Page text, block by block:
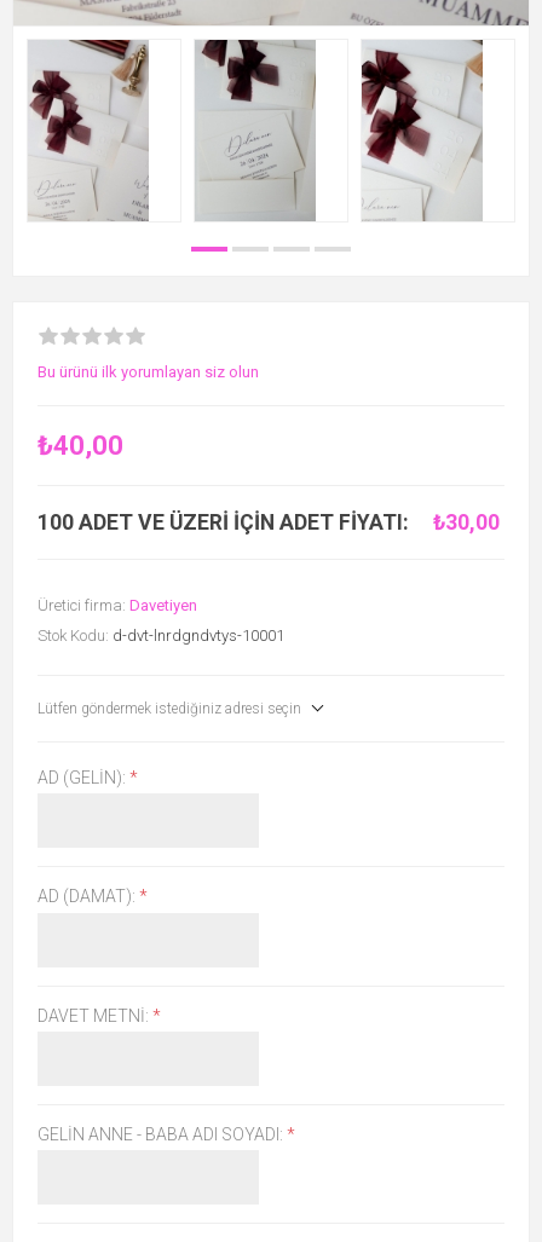
Bu ürünü ilk yorumlayan siz olun
₺40,00
100 ADET VE ÜZERI IÇIN ADET FIYATI: ₺30,00
Üretici firma: Davetiyen
Stok Kodu: d-dvt-lnrdgndvtys-10001
Lütfen göndermek istediğiniz adresi seçin
AD (GELIN): *
AD (DAMAT): *
DAVET METNI: *
GELIN ANNE - BABA ADI SOYADI: *